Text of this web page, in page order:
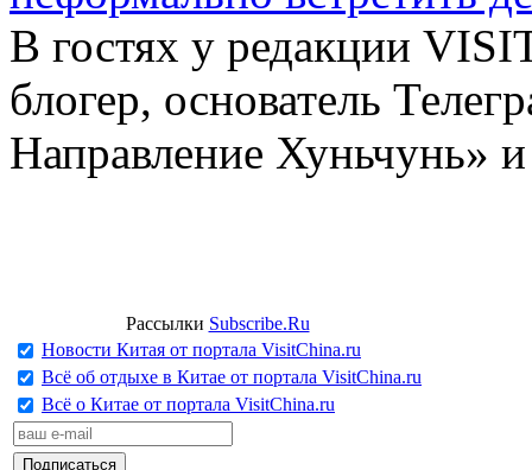
В гостях у редакции
блогер, основатель
Направление Хуньчунь»
Рассылки Subscribe.Ru
Новости Китая от портала VisitChina.ru
Всё об отдыхе в Китае от портала VisitChina.ru
Всё о Китае от портала VisitChina.ru